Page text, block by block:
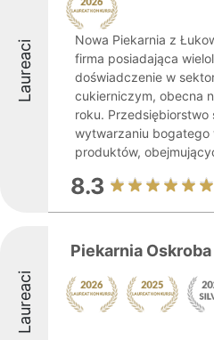
Laureaci
Nowa Piekarnia z
firma posiadająca
doświadczenie w
cukierniczym, obecna
roku. Przedsiębiorstwo
wytwarzaniu bogatego
produktów,
8.3
Laureaci
Piekarnia Oskroba